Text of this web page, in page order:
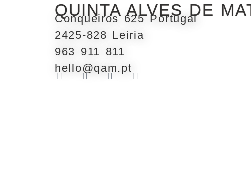
QUINTA ALVES DE
Conqueiros 625 Portugal
2425-828 Leiria
963 911 811
hello@qam.pt